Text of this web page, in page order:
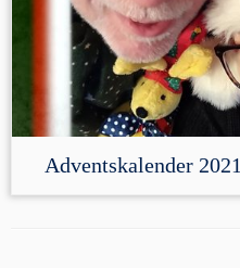
Adventskalender 2021